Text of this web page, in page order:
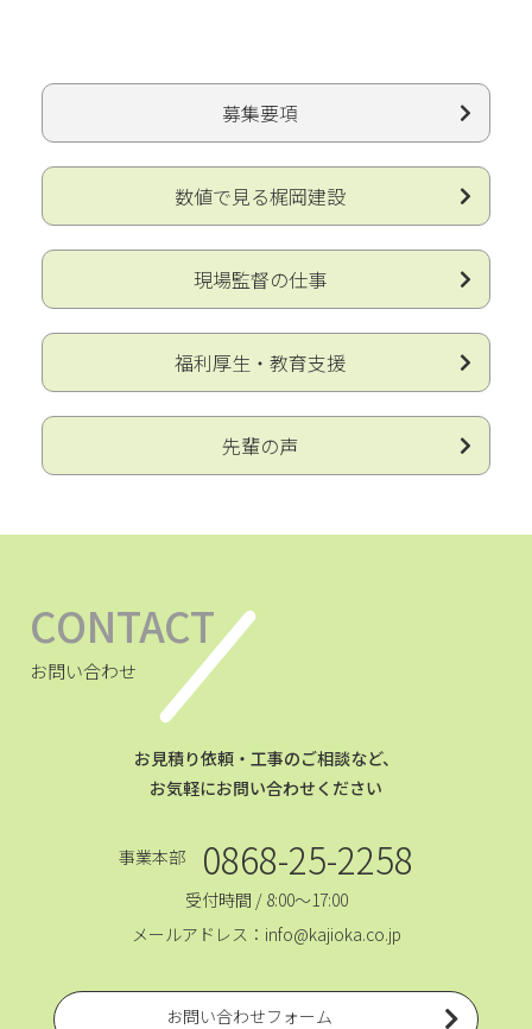
募集要項
数値で見る梶岡建設
現場監督の仕事
福利厚生・教育支援
先輩の声
CONTACT
お問い合わせ
お見積り依頼・工事のご相談など、
お気軽にお問い合わせください
事業本部 0868-25-2258
受付時間 / 8:00～17:00
メールアドレス：info@kajioka.co.jp
お問い合わせフォーム